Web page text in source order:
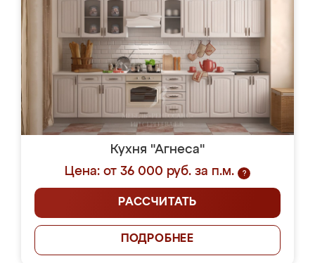
Кухня "Агнеса"
Цена: от 36 000 руб. за п.м.
?
РАССЧИТАТЬ
ПОДРОБНЕЕ